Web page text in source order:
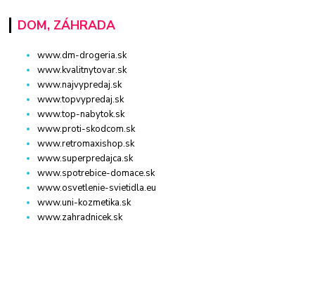
DOM, ZÁHRADA
www.dm-drogeria.sk
www.kvalitnytovar.sk
www.najvypredaj.sk
www.topvypredaj.sk
www.top-nabytok.sk
www.proti-skodcom.sk
www.retromaxishop.sk
www.superpredajca.sk
www.spotrebice-domace.sk
www.osvetlenie-svietidla.eu
www.uni-kozmetika.sk
www.zahradnicek.sk